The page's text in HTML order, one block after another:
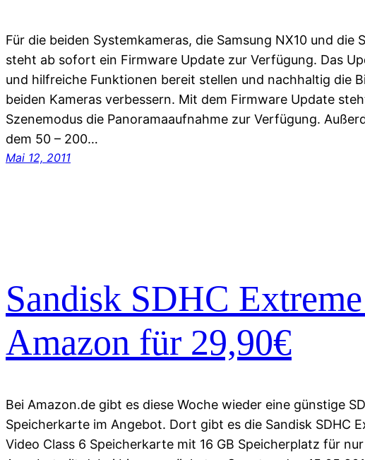
Für die beiden Systemkameras, die Samsung NX10 und die
steht ab sofort ein Firmware Update zur Verfügung. Das
und hilfreiche Funktionen bereit stellen und nachhaltig die
beiden Kameras verbessern. Mit dem Firmware Update
Szenemodus die Panoramaaufnahme zur Verfügung.
dem 50 – 200…
Mai 12, 2011
Sandisk SDHC
Amazon für 29,90€
Bei Amazon.de gibt es diese Woche wieder eine günstige
Speicherkarte im Angebot. Dort gibt es die Sandisk SDHC
Video Class 6 Speicherkarte mit 16 GB Speicherplatz für